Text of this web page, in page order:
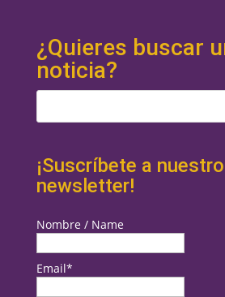
¿Quieres buscar
noticia?
¡Suscríbete a nuestro
newsletter!
Nombre / Name
Email*